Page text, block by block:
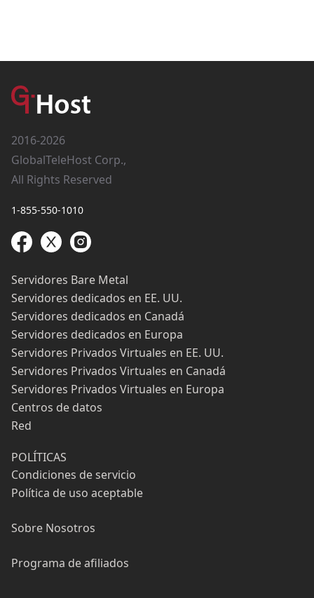
2016-2026
GlobalTeleHost Corp.,
All Rights Reserved
1-855-550-1010
Servidores Bare Metal
Servidores dedicados en EE. UU.
Servidores dedicados en Canadá
Servidores dedicados en Europa
Servidores Privados Virtuales en EE. UU.
Servidores Privados Virtuales en Canadá
Servidores Privados Virtuales en Europa
Centros de datos
Red
POLÍTICAS
Condiciones de servicio
Política de uso aceptable
Sobre Nosotros
Programa de afiliados